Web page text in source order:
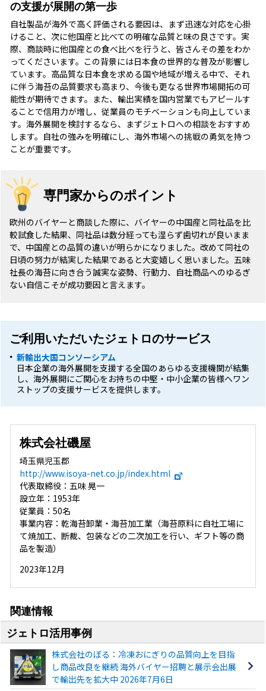
の支援が展開の第一歩
自社製品が海外で高く評価される要因は、まず迅速な対応を心掛
けること、次に他国産と比べての明確な品質と味の良さです。実
際、商談時に他国産との食べ比べを行うと、皆さんその差をわか
ってくださいます。この背景には日本食の世界的な普及が影響し
ています。高品質な日本食を求める国や地域が増える中で、それ
に伴う海苔の品質要求も高まり、今後も更なる世界市場開拓の可
能性が期待できます。また、輸出実績を国内営業でもアピールす
ることで信用力が増し、従業員のモチベーションも向上していま
す。海外展開を検討するなら、まずジェトロへの相談をおすすめ
します。自社の強みを明確にし、海外市場への挑戦の勇気を持つ
ことが重要です。
専門家からのポイント
欧州のバイヤーと商談した際に、バイヤーの中国産と同社品を比
較試食した結果、同社品は数分経っても湿らず歯切れが良いまま
で、中国産との品質の違いが明らかになりました。改めて同社の
日頃の努力が結実した結果であると大変嬉しく思いました。五味
社長の海苔に向き合う誠実な姿勢、行動力、自社商品へのゆるぎ
ない自信こそが成功要因と言えます。
ご利用いただいたジェトロのサービス
新輸出大国コンソーシアム
日本企業の海外展開を支援する全国のあらゆる支援機関が結集
し、海外展開にご関心をお持ちの中堅・中小企業の皆様へワン
ストップの支援サービスを提供します。
株式会社磯屋
埼玉県児玉郡
http://www.isoya-net.co.jp/index.html
代表取締役：五味 晃一
設立年：1953年
従業員：50名
事業内容：乾海苔卸業・海苔加工業（海苔原料に自社工場に
て焼加工、断裁、包装などの二次加工を行い、ギフト等の商
品を製造）
2023年12月
関連情報
ジェトロ活用事例
株式会社のぼる：冷凍おにぎりの品質向上を目指
し商品改良を継続 海外バイヤー招聘と展示会出展
で輸出先を拡大中 2026年7月6日